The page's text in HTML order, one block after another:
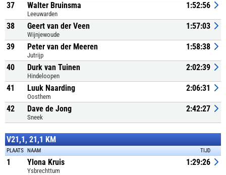
37 Walter Bruinsma
Leeuwarden
1:52:56
38 Geert van der Veen
Wijnjewoude
1:57:03
39 Peter van der Meeren
Jutrijp
1:58:38
40 Durk van Tuinen
Hindeloopen
2:02:39
41 Luuk Naarding
Oosthem
2:06:31
42 Dave de Jong
Sneek
2:42:27
V21,1, 21,1 KM
PLAATS NAAM TIJD
1 Ylona Kruis
Ysbrechttum
1:29:26